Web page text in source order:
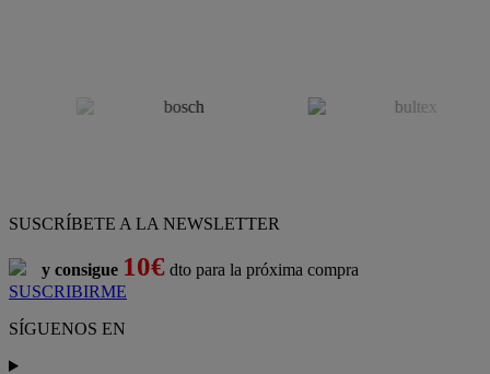
SUSCRÍBETE A LA NEWSLETTER
y consigue 10€ dto para la próxima compra
SUSCRIBIRME
SÍGUENOS EN